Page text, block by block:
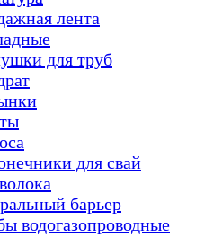
лента
для труб
для свай
барьер
водогазопроводные